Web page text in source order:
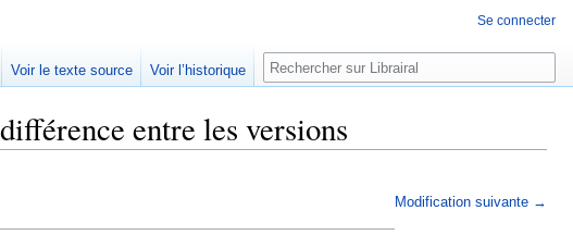
entre les versions
Modification suivante →
Se connecter
Voir le texte source Voir l’historique Rechercher